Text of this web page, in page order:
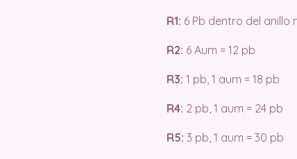
R1: 6 Pb dentro del anillo
R2: 6 Aum = 12 pb
R3: 1 pb, 1 aum = 18 pb
R4: 2 pb, 1 aum = 24 pb
R5: 3 pb, 1 aum = 30 pb